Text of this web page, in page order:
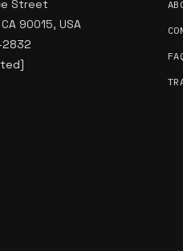
Street
90015, USA
2832